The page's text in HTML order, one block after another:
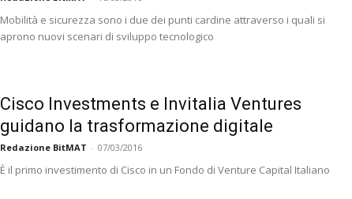
Mobilità e sicurezza sono i due dei punti cardine attraverso i quali si
aprono nuovi scenari di sviluppo tecnologico
Cisco Investments e Invitalia Ventures
guidano la trasformazione digitale
Redazione BitMAT - 07/03/2016
È il primo investimento di Cisco in un Fondo di Venture Capital Italiano